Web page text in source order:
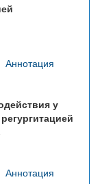
Аннотация
у
Аннотация